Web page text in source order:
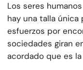
Los seres
hay una talla
esfuerzos por
sociedades giran
acordado que es la